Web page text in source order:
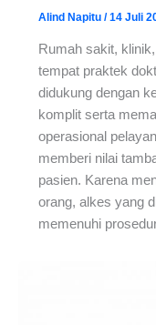
Alind Napitu /14 Juli
Rumah sakit,
tempat praktek
didukung dengan
komplit serta
operasional
memberi nilai
pasien. Karena
orang, alkes yang
memenuhi